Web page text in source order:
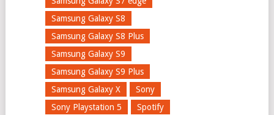
Samsung Galaxy S8
Samsung Galaxy S8 Plus
Samsung Galaxy S9
Samsung Galaxy S9 Plus
Samsung Galaxy X
Sony
Sony Playstation 5
Spotify